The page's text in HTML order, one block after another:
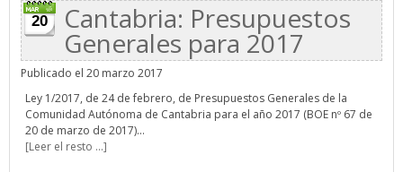
20 Cantabria: Presupuestos
Generales para 2017
Publicado el 20 marzo 2017
Ley 1/2017, de 24 de febrero, de Presupuestos Generales de la
Comunidad Autónoma de Cantabria para el año 2017 (BOE nº 67 de
20 de marzo de 2017)...
[Leer el resto ...]